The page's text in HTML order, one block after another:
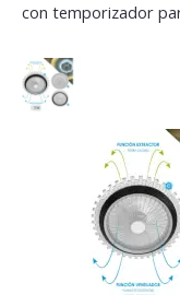
con temporizador